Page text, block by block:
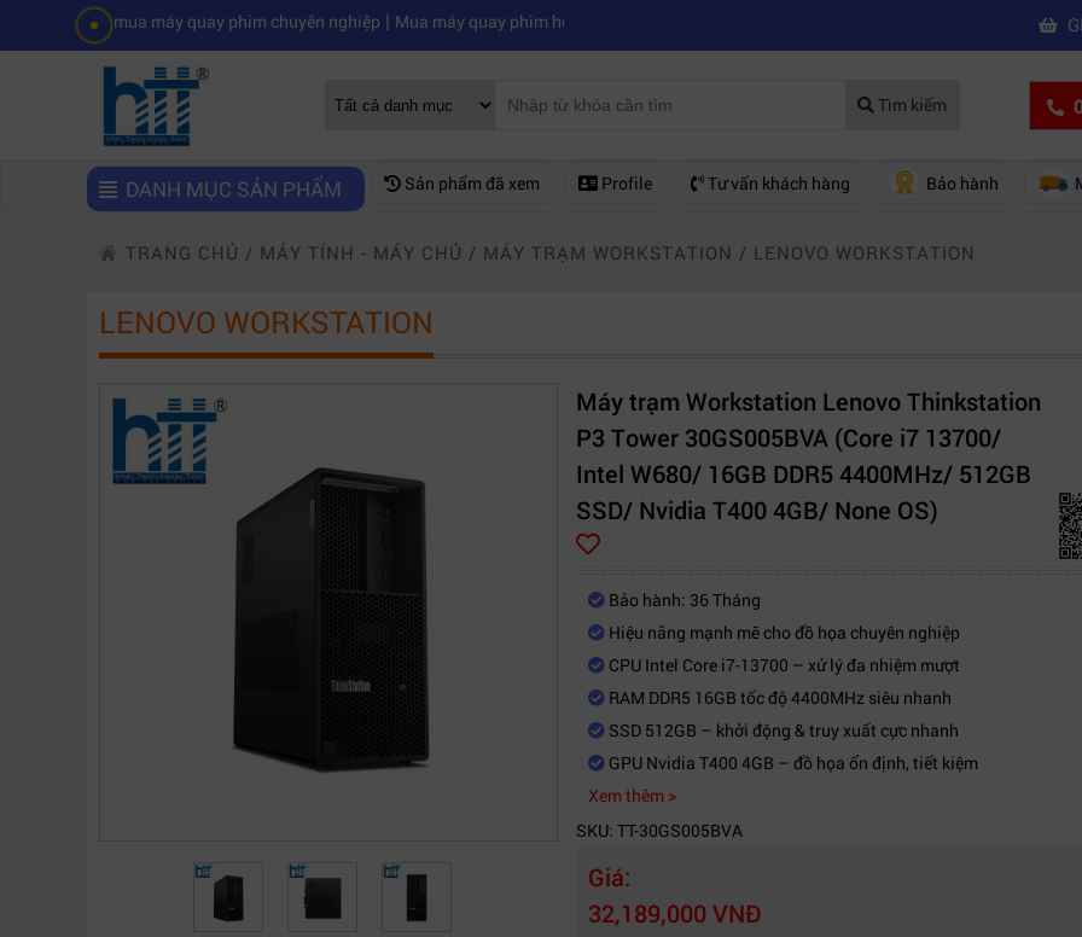
mua máy quay phim chuyên nghiệp|Mua máy quay phim hd giá rẻ nên mua của hãng nào? Mách bạn 5 cách khắc phục laptop không kết
Tìm kiếm
DANH MỤC SẢN PHẨM Sản phẩm đã xem Profile Tư vấn khách hàng Bảo hành
TRANG CHỦ / MÁY TÍNH - MÁY CHỦ / MÁY TRẠM WORKSTATION / LENOVO WORKSTATION
LENOVO WORKSTATION
Máy trạm Workstation Lenovo Thinkstation
P3 Tower 30GS005BVA (Core i7 13700/
Intel W680/ 16GB DDR5 4400MHz/ 512GB
SSD/ Nvidia T400 4GB/ None OS)
Bảo hành: 36 Tháng
Hiệu năng mạnh mẽ cho đồ họa chuyên nghiệp
CPU Intel Core i7-13700 – xử lý đa nhiệm mượt
RAM DDR5 16GB tốc độ 4400MHz siêu nhanh
SSD 512GB – khởi động & truy xuất cực nhanh
GPU Nvidia T400 4GB – đồ họa ổn định, tiết kiệm
Xem thêm >
SKU: TT-30GS005BVA
Giá:
32,189,000 VNĐ